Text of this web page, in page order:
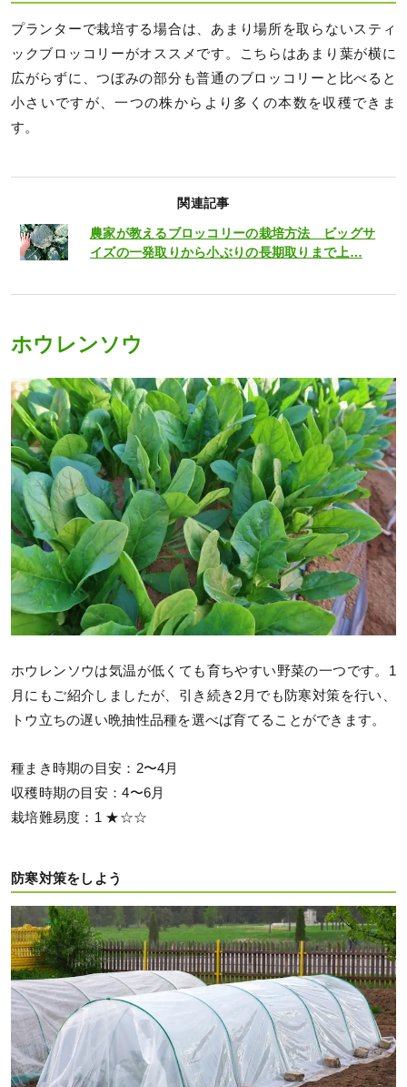
プランターで栽培する場合は、あまり場所を取らないスティ
ックブロッコリーがオススメです。こちらはあまり葉が横に
広がらずに、つぼみの部分も普通のブロッコリーと比べると
小さいですが、一つの株からより多くの本数を収穫できま
す。
関連記事
農家が教えるブロッコリーの栽培方法 ビッグサ
イズの一発取りから小ぶりの長期取りまで上…
ホウレンソウ
ホウレンソウは気温が低くても育ちやすい野菜の一つです。1
月にもご紹介しましたが、引き続き2月でも防寒対策を行い、
トウ立ちの遅い晩抽性品種を選べば育てることができます。
種まき時期の目安：2〜4月
収穫時期の目安：4〜6月
栽培難易度：1 ★☆☆
防寒対策をしよう